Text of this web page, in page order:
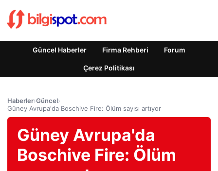
Güncel Haberler Firma Rehberi Forum
Çerez Politikası
Haberler›Güncel›
Güney Avrupa'da Boschive Fire: Ölüm sayısı artıyor
Güney Avrupa'da
Boschive Fire: Ölüm